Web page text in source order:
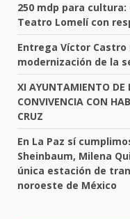
250 mdp para
Teatro Lomelí con
Entrega Víctor Castro
modernización de la
XI AYUNTAMIENTO DE
CONVIVENCIA CON
CRUZ
En La Paz sí
Sheinbaum, Milena
única estación de
noroeste de México